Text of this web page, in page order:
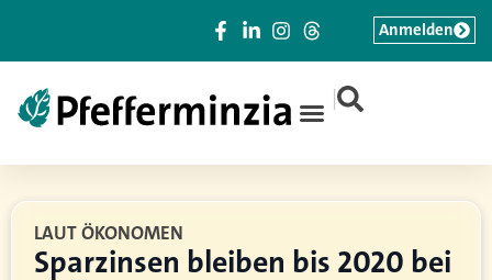
|
Anmelden
LAUT ÖKONOMEN
Sparzinsen bleiben bis 2020 bei